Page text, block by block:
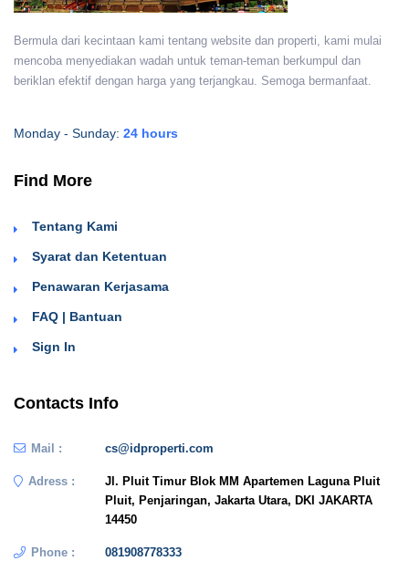
Bermula dari kecintaan kami tentang website dan properti, kami mulai
mencoba menyediakan wadah untuk teman-teman berkumpul dan
beriklan efektif dengan harga yang terjangkau. Semoga bermanfaat.
Monday - Sunday: 24 hours
Find More
Tentang Kami
Syarat dan Ketentuan
Penawaran Kerjasama
FAQ | Bantuan
Sign In
Contacts Info
Mail : cs@idproperti.com
Adress :
Jl. Pluit Timur Blok MM Apartemen Laguna Pluit
Pluit, Penjaringan, Jakarta Utara, DKI JAKARTA
14450
Phone : 081908778333